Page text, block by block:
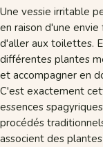
Une vessie irritable
en raison d'une
d'aller aux toilettes.
différentes plantes
et accompagner en
C'est exactement
essences
procédés
associent des